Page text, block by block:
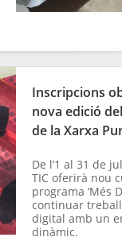
Inscripcions
nova edició
de la Xarxa
De l’1 al 31 de
TIC oferirà nou
programa ‘Més
continuar
digital amb un
dinàmic.